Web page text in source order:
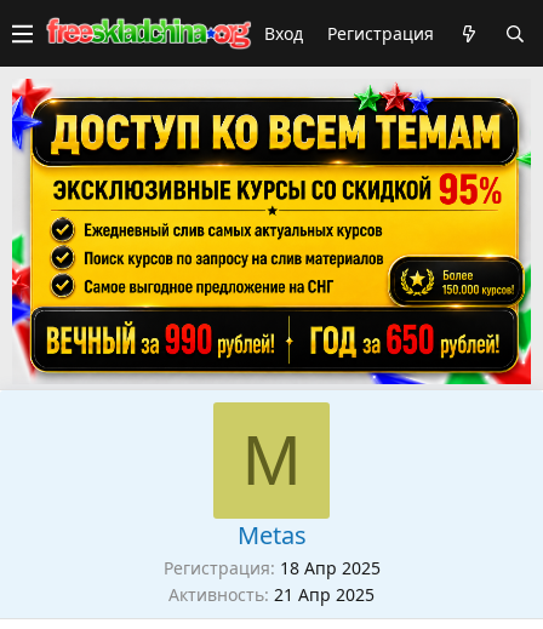
Вход Регистрация
M
Metas
Регистрация 18 Апр 2025
Активность 21 Апр 2025